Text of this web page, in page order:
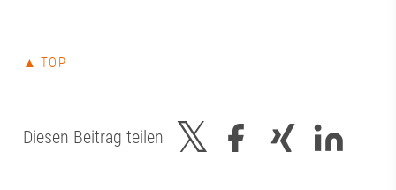
▲ TOP
Diesen Beitrag teilen